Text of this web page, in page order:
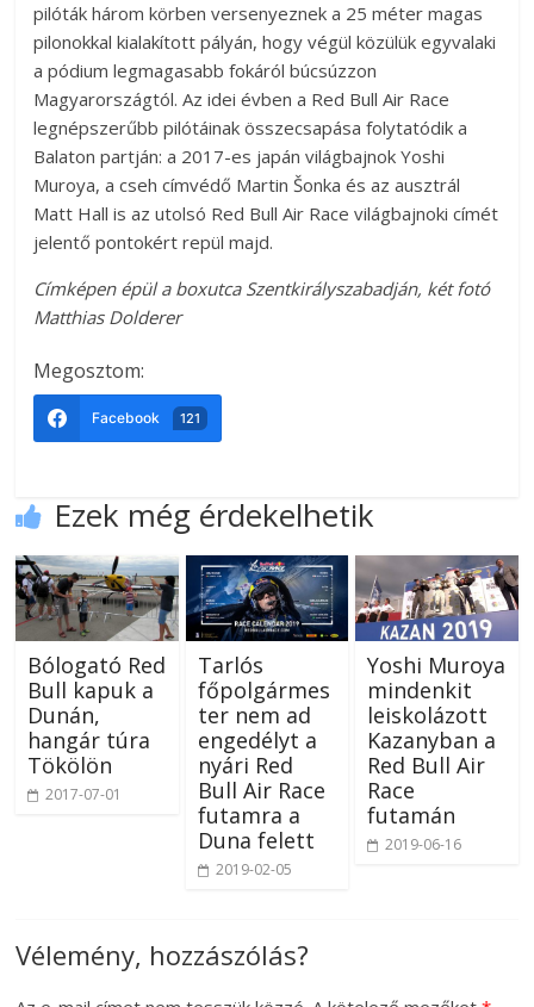
pilóták három körben versenyeznek a 25 méter magas
pilonokkal kialakított pályán, hogy végül közülük egyvalaki
a pódium legmagasabb fokáról búcsúzzon
Magyarországtól. Az idei évben a Red Bull Air Race
legnépszerűbb pilótáinak összecsapása folytatódik a
Balaton partján: a 2017-es japán világbajnok Yoshi
Muroya, a cseh címvédő Martin Šonka és az ausztrál
Matt Hall is az utolsó Red Bull Air Race világbajnoki címét
jelentő pontokért repül majd.
Címképen épül a boxutca Szentkirályszabadján, két fotó
Matthias Dolderer
Megosztom:
Facebook 121
Ezek még érdekelhetik
Bólogató Red
Bull kapuk a
Dunán,
hangár túra
Tökölön
2017-07-01
Tarlós
főpolgármes
ter nem ad
engedélyt a
nyári Red
Bull Air Race
futamra a
Duna felett
2019-02-05
Yoshi Muroya
mindenkit
leiskolázott
Kazanyban a
Red Bull Air
Race
futamán
2019-06-16
Vélemény, hozzászólás?